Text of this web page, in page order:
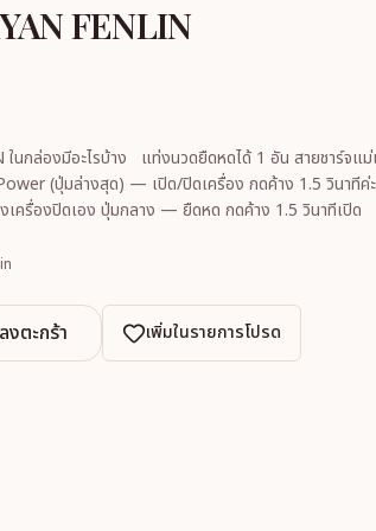
FENLIN
ได้ 1 อัน สายชาร์จแม่เหล็ก 1 เส้น
เบาๆ ไฟ LED ติด ถ้าไม่ใช้ 2 ชั่วโมงเครื่องปิดเอง ปุ่มกลาง — ยืดหด กดค้าง 1.5 วินาทีเปิด
งตะกร้า เพิ่มในรายการโปรด